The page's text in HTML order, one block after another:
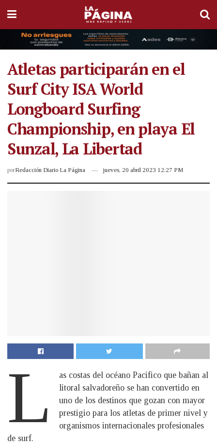
Atletas participarán en el
Surf City ISA World
Longboard Surfing
Championship, en playa El
Sunzal, La Libertad
porRedacción Diario La Página jueves, 20 abril 2023 12:27 PM
L
as costas del océano Pacifico que bañan al
litoral salvadoreño se han convertido en
uno de los destinos que gozan con mayor
prestigio para los atletas de primer nivel y
organismos internacionales profesionales
de surf.